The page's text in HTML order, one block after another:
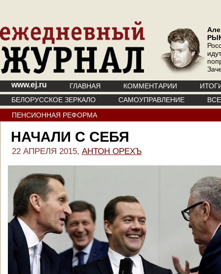
www.ej.ru ГЛАВНАЯ КОММЕНТАРИИ
БЕЛОРУССКОЕ ЗЕРКАЛО
САМОУПРАВЛЕНИЕ
ПЕНСИОННАЯ РЕФОРМА
НАЧАЛИ С СЕБЯ
22 АПРЕЛЯ 2015, АНТОН ОРЕХЪ